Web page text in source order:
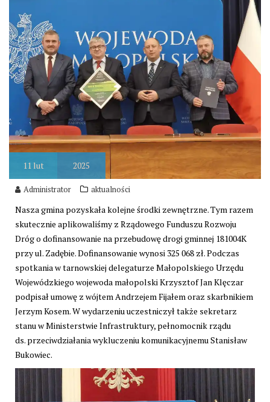
11 lut 2025
Administrator aktualności
Nasza gmina pozyskała kolejne środki zewnętrzne. Tym razem
skutecznie aplikowaliśmy z Rządowego Funduszu Rozwoju
Dróg o dofinansowanie na przebudowę drogi gminnej 181004K
przy ul. Zadębie. Dofinansowanie wynosi 325 068 zł. Podczas
spotkania w tarnowskiej delegaturze Małopolskiego Urzędu
Wojewódzkiego wojewoda małopolski Krzysztof Jan Klęczar
podpisał umowę z wójtem Andrzejem Fijałem oraz skarbnikiem
Jerzym Kosem. W wydarzeniu uczestniczył także sekretarz
stanu w Ministerstwie Infrastruktury, pełnomocnik rządu
ds. przeciwdziałania wykluczeniu komunikacyjnemu Stanisław
Bukowiec.